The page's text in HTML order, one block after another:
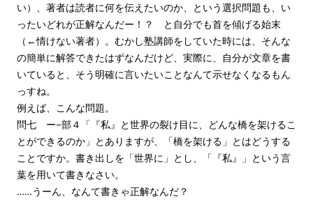
い）、著者は読者に何を伝えたいのか、という選択問題も、い
ったいどれが正解なんだー！？ と自分でも首を傾げる始末
（←情けない著者）。むかし塾講師をしていた時には、そんな
の簡単に解答できたはずなんだけど、実際に、自分が文章を書
いていると、そう明確に言いたいことなんて示せなくなるもん
っすね。
例えば、こんな問題。
問七 ー−部４「『私』と世界の裂け目に、どんな橋を架けるこ
とができるのか」とありますが、「橋を架ける」とはどうする
ことですか。書き出しを「世界に」とし、「『私』」という言
葉を用いて書きなさい。
……うーん、なんて書きゃ正解なんだ？